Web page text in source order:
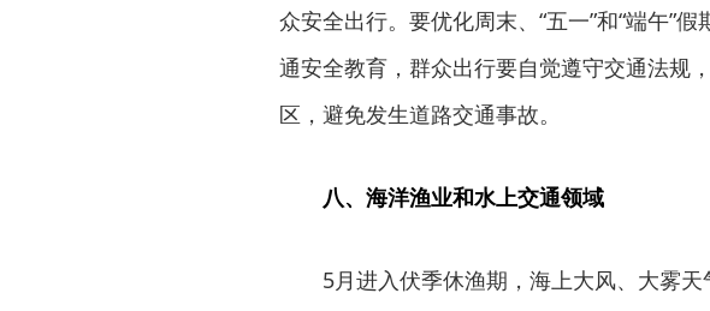
众安全出行。要优化周末、“五一”和“端午”
通安全教育，群众出行要自觉遵守交通法规
区，避免发生道路交通事故。
八、海洋渔业和水上交通领域
5月进入伏季休渔期，海上大风、大雾